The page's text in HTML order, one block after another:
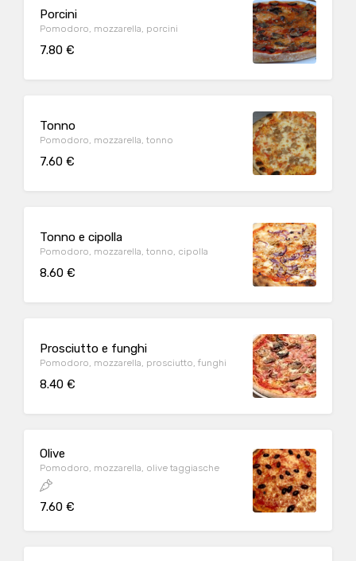
Porcini
Pomodoro, mozzarella, porcini
7.80 €
Tonno
Pomodoro, mozzarella, tonno
7.60 €
Tonno e cipolla
Pomodoro, mozzarella, tonno, cipolla
8.60 €
Prosciutto e funghi
Pomodoro, mozzarella, prosciutto, funghi
8.40 €
Olive
Pomodoro, mozzarella, olive taggiasche
7.60 €